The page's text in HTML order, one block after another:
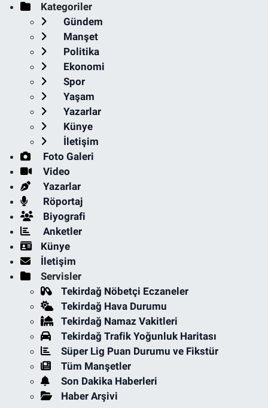
Kategoriler
Gündem
Manşet
Politika
Ekonomi
Spor
Yaşam
Yazarlar
Künye
İletişim
Foto Galeri
Video
Yazarlar
Röportaj
Biyografi
Anketler
Künye
İletişim
Servisler
Tekirdağ Nöbetçi Eczaneler
Tekirdağ Hava Durumu
Tekirdağ Namaz Vakitleri
Tekirdağ Trafik Yoğunluk Haritası
Süper Lig Puan Durumu ve Fikstür
Tüm Manşetler
Son Dakika Haberleri
Haber Arşivi